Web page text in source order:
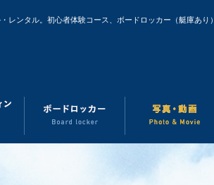
レンタル。初心者体験コース、ボードロッカー（艇庫あり）